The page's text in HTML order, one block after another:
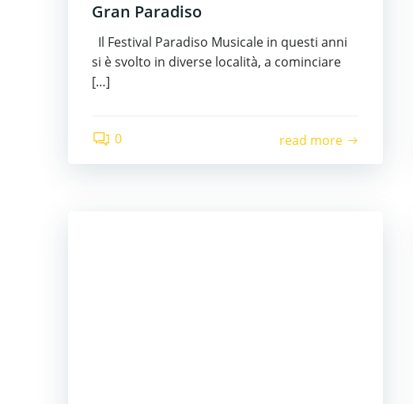
Gran Paradiso
Il Festival Paradiso Musicale in questi anni
si è svolto in diverse località, a cominciare
[…]
0 read more